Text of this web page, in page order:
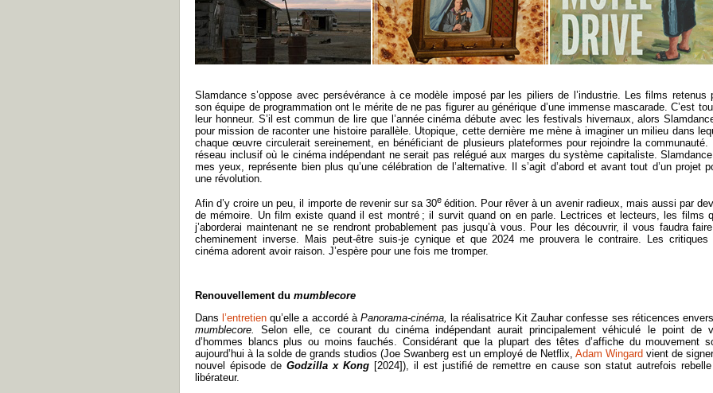
Slamdance s’oppose avec persévérance à ce modèle imposé par les piliers de l’industrie. Les films retenus
son équipe de programmation ont le mérite de ne pas figurer au générique d’une immense mascarade. C’est
leur honneur. S’il est commun de lire que l’année cinéma débute avec les festivals hivernaux, alors
pour mission de raconter une histoire parallèle. Utopique, cette dernière me mène à imaginer un milieu dans
chaque œuvre circulerait sereinement, en bénéficiant de plusieurs plateformes pour rejoindre la communauté.
réseau inclusif où le cinéma indépendant ne serait pas relégué aux marges du système capitaliste.
mes yeux, représente bien plus qu’une célébration de l’alternative. Il s’agit d’abord et avant tout d’un projet
une révolution.
Afin d’y croire un peu, il importe de revenir sur sa 30e édition. Pour rêver à un avenir radieux, mais aussi par
de mémoire. Un film existe quand il est montré ; il survit quand on en parle. Lectrices et lecteurs, les films
j’aborderai maintenant ne se rendront probablement pas jusqu’à vous. Pour les découvrir, il vous faudra
cheminement inverse. Mais peut-être suis-je cynique et que 2024 me prouvera le contraire. Les critiques
cinéma adorent avoir raison. J’espère pour une fois me tromper.
Renouvellement du mumblecore
Dans l’entretien qu’elle a accordé à Panorama-cinéma, la réalisatrice Kit Zauhar confesse ses réticences
mumblecore.Selon elle, ce courant du cinéma indépendant aurait principalement véhiculé le point de
d’hommes blancs plus ou moins fauchés. Considérant que la plupart des têtes d’affiche du mouvement
aujourd’hui à la solde de grands studios (Joe Swanberg est un employé de Netflix, Adam Wingard vient de
nouvel épisode de Godzilla x Kong [2024]), il est justifié de remettre en cause son statut autrefois
libérateur.